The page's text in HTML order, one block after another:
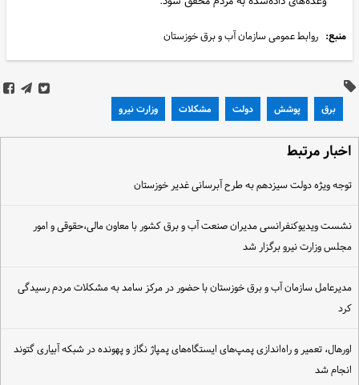
منبع: روابط عمومی سازمان آب و برق خوزستان
برق پوشش دولت مشکلات وزارت نیرو
اخبار مرتبط
توجه ویژه دولت سیزدهم به طرح آبرسانی غدیر خوزستان
نشست ویدیوکنفرانسی مدیران صنعت آب و برق کشور با معاون مالی،حقوقی و امور
مجلس وزارت نیرو برگزار شد
مدیرعامل سازمان آب و برق خوزستان با حضور در مرکز سامد به مشکلات مردم رسیدگی
کرد
اورهال، تعمیر و راه‌اندازی پمپ‌های ایستگاه‌های پمپاژ نگاز و پهونده در شبکه آبیاری گتوند
انجام شد